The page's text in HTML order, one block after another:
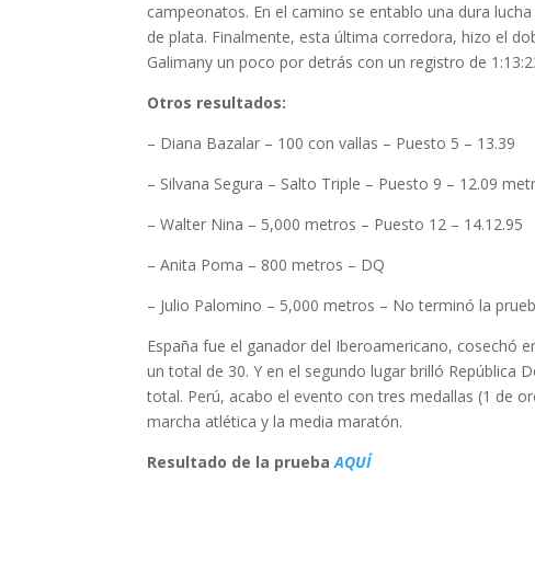
campeonatos. En el camino se entablo una dura
de plata. Finalmente, esta última corredora, hizo el
Galimany un poco por detrás con un registro de
Otros resultados:
– Diana Bazalar – 100 con vallas – Puesto 5 – 13.39
– Silvana Segura – Salto Triple – Puesto 9 – 12.09
– Walter Nina – 5,000 metros – Puesto 12 – 14.12.95
– Anita Poma – 800 metros – DQ
– Julio Palomino – 5,000 metros – No terminó la
España fue el ganador del Iberoamericano, cosechó
un total de 30. Y en el segundo lugar brilló República
total. Perú, acabo el evento con tres medallas (1 de
marcha atlética y la media maratón.
Resultado de la pruebaAQUÍ